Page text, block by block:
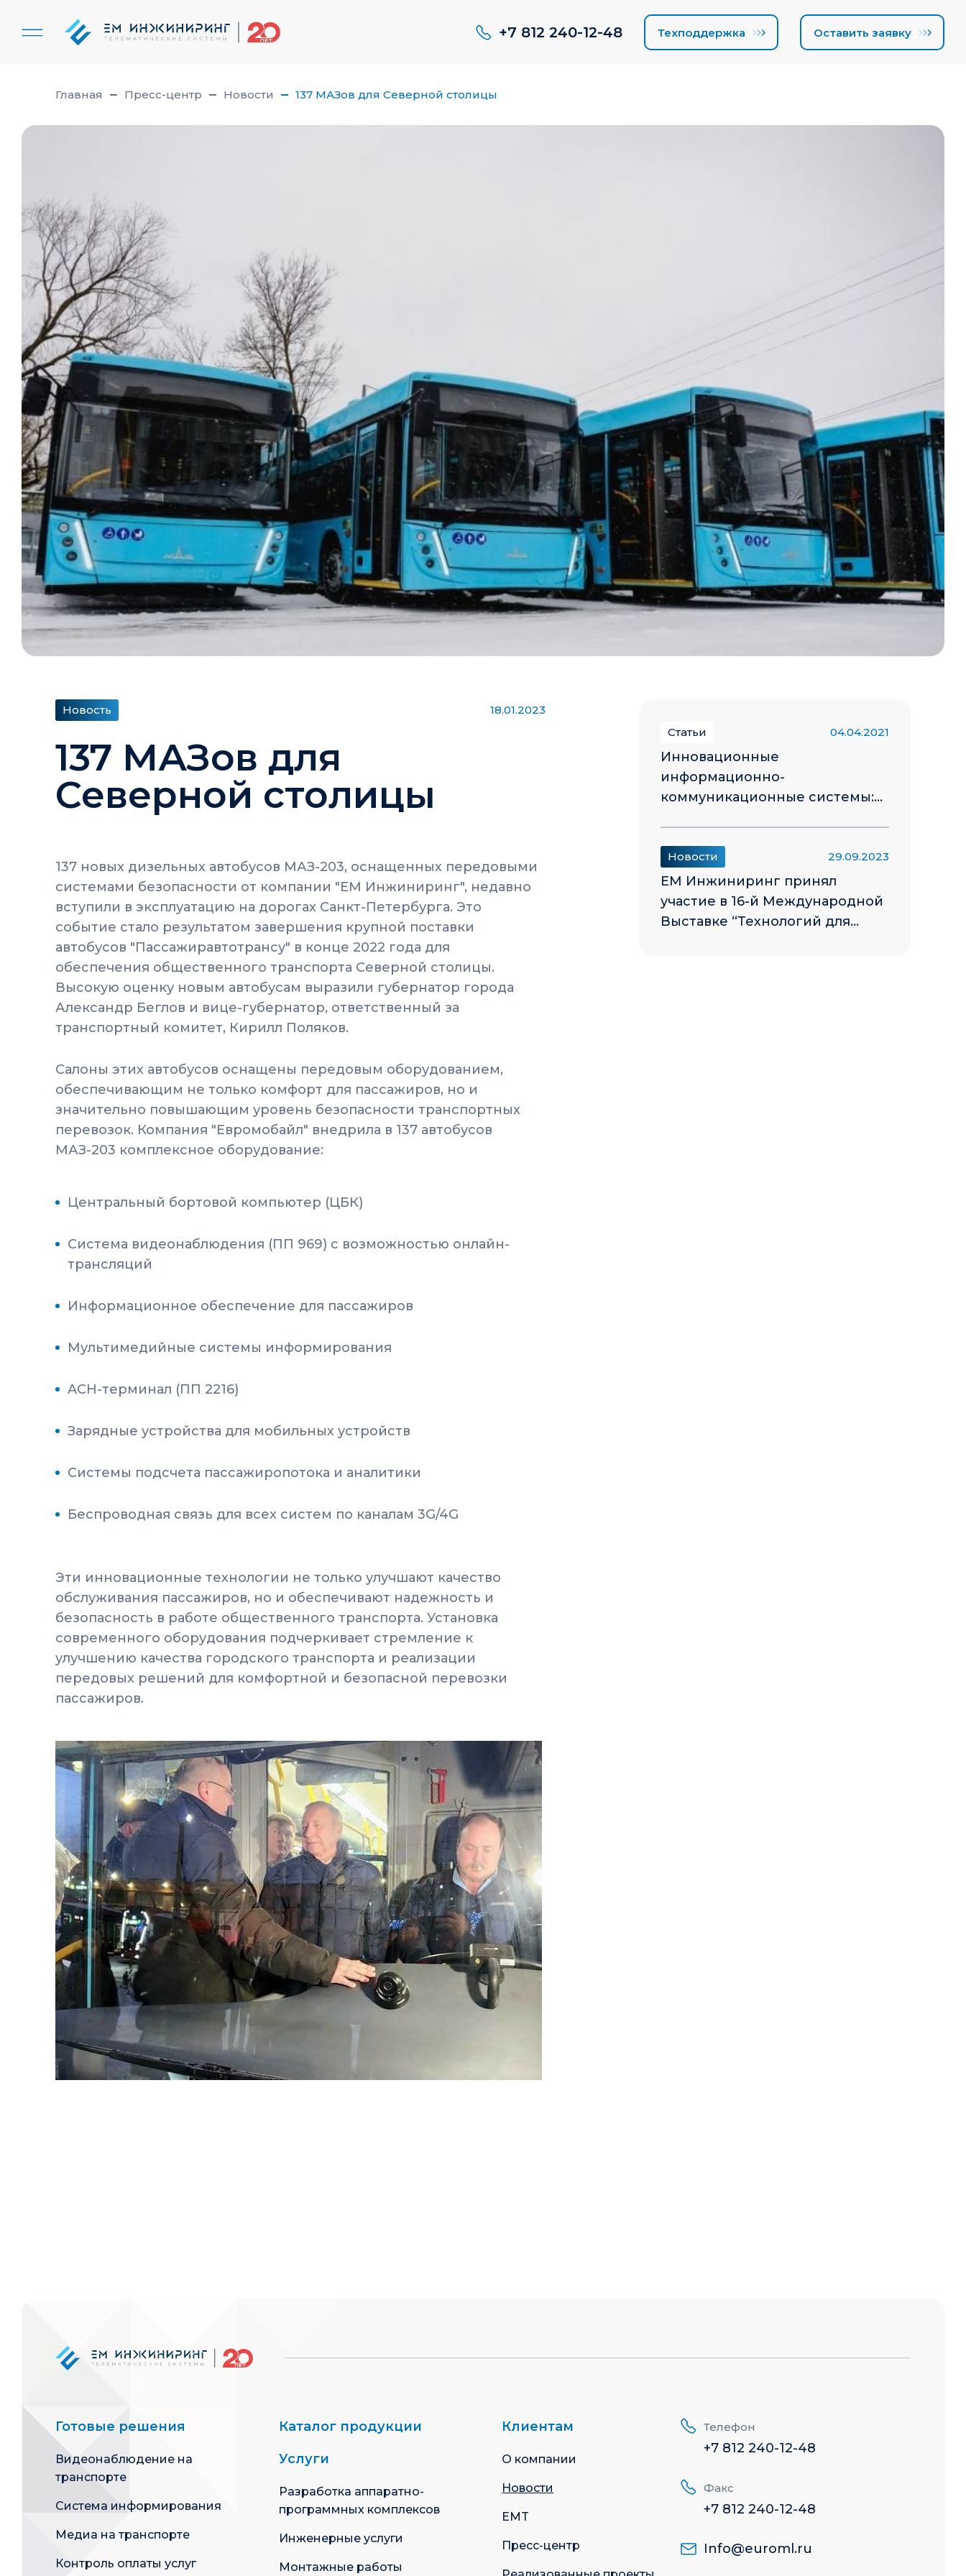
+7 812 240-12-48 Техподдержка Оставить заявку
Главная Пресс-центр Новости 137 МАЗов для Северной столицы
Новость 18.01.2023
137 МАЗов для
Северной столицы
137 новых дизельных автобусов МАЗ-203, оснащенных передовыми
системами безопасности от компании "ЕМ Инжиниринг", недавно
вступили в эксплуатацию на дорогах Санкт-Петербурга. Это
событие стало результатом завершения крупной поставки
автобусов "Пассажиравтотрансу" в конце 2022 года для
обеспечения общественного транспорта Северной столицы.
Высокую оценку новым автобусам выразили губернатор города
Александр Беглов и вице-губернатор, ответственный за
транспортный комитет, Кирилл Поляков.
Салоны этих автобусов оснащены передовым оборудованием,
обеспечивающим не только комфорт для пассажиров, но и
значительно повышающим уровень безопасности транспортных
перевозок. Компания "Евромобайл" внедрила в 137 автобусов
МАЗ-203 комплексное оборудование:
Центральный бортовой компьютер (ЦБК)
Система видеонаблюдения (ПП 969) с возможностью онлайн-
трансляций
Информационное обеспечение для пассажиров
Мультимедийные системы информирования
ACH-терминал (ПП 2216)
Зарядные устройства для мобильных устройств
Системы подсчета пассажиропотока и аналитики
Беспроводная связь для всех систем по каналам 3G/4G
Эти инновационные технологии не только улучшают качество
обслуживания пассажиров, но и обеспечивают надежность и
безопасность в работе общественного транспорта. Установка
современного оборудования подчеркивает стремление к
улучшению качества городского транспорта и реализации
передовых решений для комфортной и безопасной перевозки
пассажиров.
Статьи 04.04.2021
Инновационные
информационно-
коммуникационные системы:
Петербурге
Новости 29.09.2023
ЕМ Инжиниринг принял
участие в 16-й Международной
Выставке “Технологий для
Готовые решения
Видеонаблюдение на
транспорте
Система информирования
Медиа на транспорте
Контроль оплаты услуг
Каталог продукции
Услуги
Разработка аппаратно-
программных комплексов
Инженерные услуги
Монтажные работы
Клиентам
О компании
Новости
EMT
Пресс-центр
Телефон
+7 812 240-12-48
Факс
+7 812 240-12-48
Info@euroml.ru